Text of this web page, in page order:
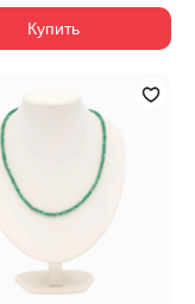
Купить